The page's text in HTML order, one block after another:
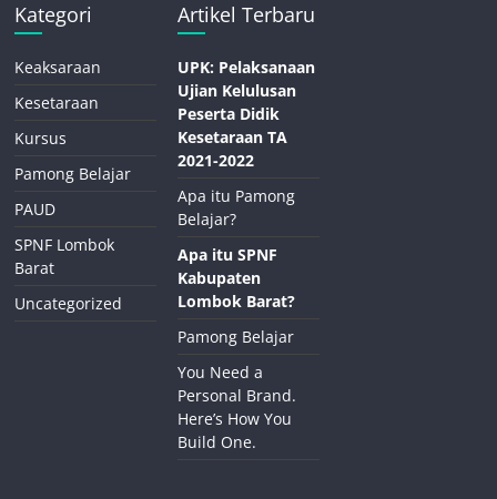
Kategori
Keaksaraan
Kesetaraan
Kursus
Pamong Belajar
PAUD
SPNF Lombok
Barat
Uncategorized
Artikel Terbaru
UPK: Pelaksanaan
Ujian Kelulusan
Peserta Didik
Kesetaraan TA
2021-2022
Apa itu Pamong
Belajar?
Apa itu SPNF
Kabupaten
Lombok Barat?
Pamong Belajar
You Need a
Personal Brand.
Here’s How You
Build One.